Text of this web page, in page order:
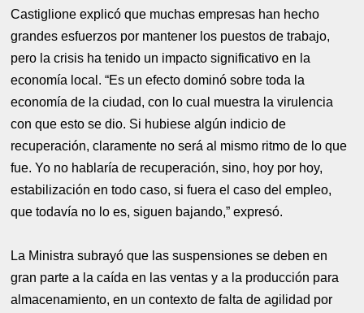
Castiglione explicó que muchas empresas han hecho
grandes esfuerzos por mantener los puestos de trabajo,
pero la crisis ha tenido un impacto significativo en la
economía local. “Es un efecto dominó sobre toda la
economía de la ciudad, con lo cual muestra la virulencia
con que esto se dio. Si hubiese algún indicio de
recuperación, claramente no será al mismo ritmo de lo que
fue. Yo no hablaría de recuperación, sino, hoy por hoy,
estabilización en todo caso, si fuera el caso del empleo,
que todavía no lo es, siguen bajando,” expresó.
La Ministra subrayó que las suspensiones se deben en
gran parte a la caída en las ventas y a la producción para
almacenamiento, en un contexto de falta de agilidad por